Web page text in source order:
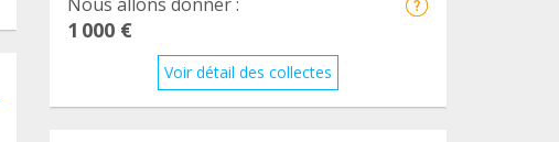
1 000 €
Voir détail des collectes